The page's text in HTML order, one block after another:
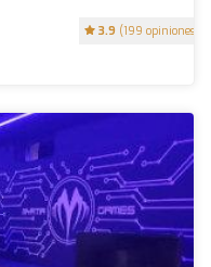
3.9 (199 opiniones)